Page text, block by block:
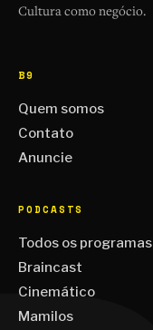
Cultura como negócio.
B9
Quem somos
Contato
Anuncie
PODCASTS
Todos os programas
Braincast
Cinemático
Mamilos